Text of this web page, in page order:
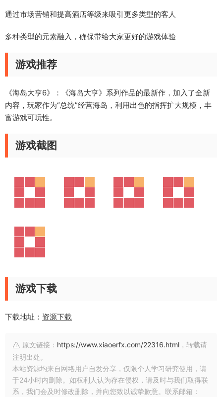
通过市场营销和提高酒店等级来吸引更多类型的客人
多种类型的元素融入，确保带给大家更好的游戏体验
游戏推荐
《海岛大亨6》：《海岛大亨》系列作品的最新作，加入了全新
内容，玩家作为“总统”经营海岛，利用出色的指挥扩大规模，丰
富游戏可玩性。
游戏截图
游戏下载
下载地址： 资源下载
原文链接： https://www.xiaoerfx.com/22316.html ，转载请
注明出处。
本站资源均来自网络用户自发分享，仅限个人学习研究使用，请
于24小时内删除。如权利人认为存在侵权，请及时与我们取得联
系，我们会及时修改删除，并向您致以诚挚歉意。联系邮箱：